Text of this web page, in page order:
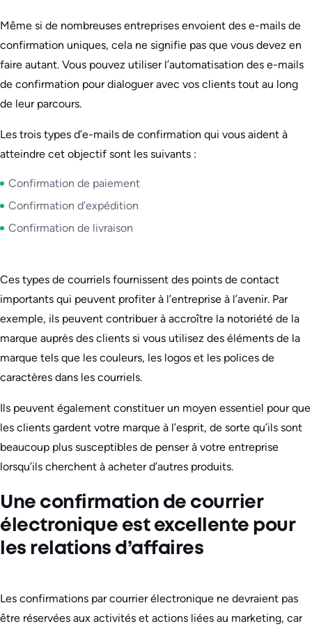
Même si de nombreuses entreprises envoient des e-mails de
confirmation uniques, cela ne signifie pas que vous devez en
faire autant. Vous pouvez utiliser l’automatisation des e-mails
de confirmation pour dialoguer avec vos clients tout au long
de leur parcours.
Les trois types d’e-mails de confirmation qui vous aident à
atteindre cet objectif sont les suivants :
Confirmation de paiement
Confirmation d’expédition
Confirmation de livraison
Ces types de courriels fournissent des points de contact
importants qui peuvent profiter à l’entreprise à l’avenir. Par
exemple, ils peuvent contribuer à accroître la notoriété de la
marque auprès des clients si vous utilisez des éléments de la
marque tels que les couleurs, les logos et les polices de
caractères dans les courriels.
Ils peuvent également constituer un moyen essentiel pour que
les clients gardent votre marque à l’esprit, de sorte qu’ils sont
beaucoup plus susceptibles de penser à votre entreprise
lorsqu’ils cherchent à acheter d’autres produits.
Une confirmation de courrier
électronique est excellente pour
les relations d’affaires
Les confirmations par courrier électronique ne devraient pas
être réservées aux activités et actions liées au marketing, car